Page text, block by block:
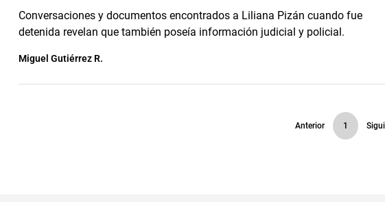
Conversaciones y documentos encontrados a Liliana Pizán cuando fue
detenida revelan que también poseía información judicial y policial.
Miguel Gutiérrez R.
Anterior 1